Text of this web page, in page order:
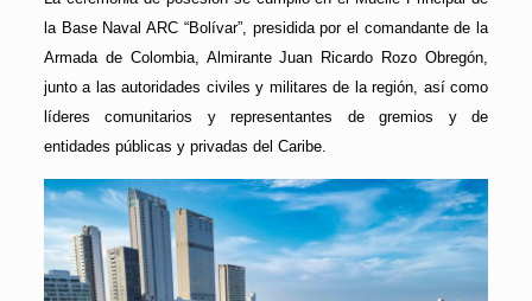
la Base Naval ARC “Bolívar”, presidida por el comandante de la
Armada de Colombia, Almirante Juan Ricardo Rozo Obregón,
junto a las autoridades civiles y militares de la región, así como
líderes comunitarios y representantes de gremios y de
entidades públicas y privadas del Caribe.